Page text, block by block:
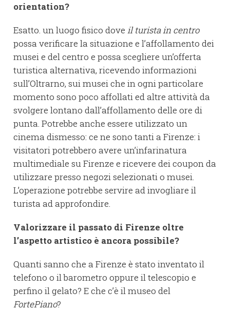
orientation?
Esatto. un luogo fisico dove il turista in centro
possa verificare la situazione e l’affollamento dei
musei e del centro e possa scegliere un’offerta
turistica alternativa, ricevendo informazioni
sull’Oltrarno, sui musei che in ogni particolare
momento sono poco affollati ed altre attività da
svolgere lontano dall’affollamento delle ore di
punta. Potrebbe anche essere utilizzato un
cinema dismesso: ce ne sono tanti a Firenze: i
visitatori potrebbero avere un’infarinatura
multimediale su Firenze e ricevere dei coupon da
utilizzare presso negozi selezionati o musei.
L’operazione potrebbe servire ad invogliare il
turista ad approfondire.
Valorizzare il passato di Firenze oltre
l’aspetto artistico è ancora possibile?
Quanti sanno che a Firenze è stato inventato il
telefono o il barometro oppure il telescopio e
perfino il gelato? E che c’è il museo del
FortePiano?